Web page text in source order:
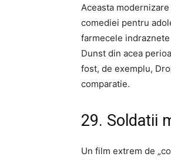
Aceasta
comediei pentru
farmecele
Dunst din acea
fost, de exemplu,
comparatie.
29. Soldatii
Un film extrem de